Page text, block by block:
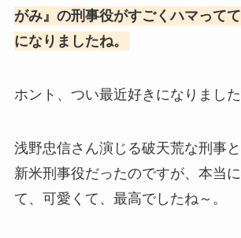
がみ』の刑事役がすごくハマって
になりましたね。
ホント、つい最近好きになりました
浅野忠信さん演じる破天荒な刑事
新米刑事役だったのですが、本当
て、可愛くて、最高でしたね～。